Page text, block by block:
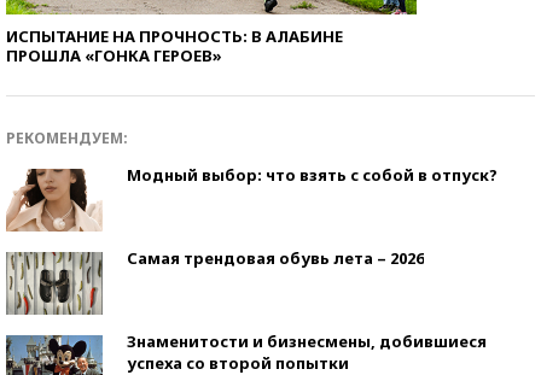
ИСПЫТАНИЕ НА ПРОЧНОСТЬ: В АЛАБИНЕ
ПРОШЛА «ГОНКА ГЕРОЕВ»
РЕКОМЕНДУЕМ:
Модный выбор: что взять с собой в отпуск?
Самая трендовая обувь лета – 2026
Знаменитости и бизнесмены, добившиеся
успеха со второй попытки